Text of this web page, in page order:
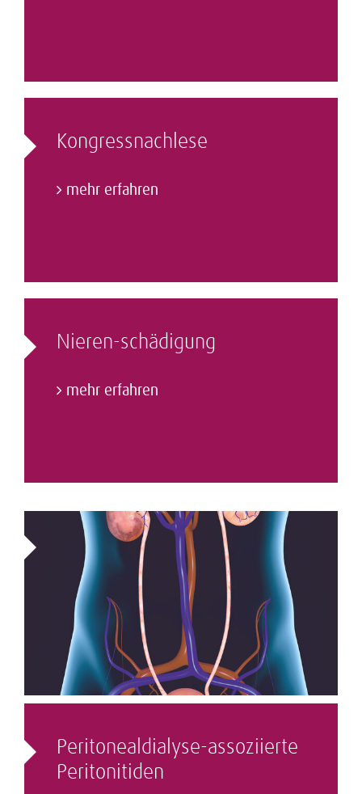
Kongressnachlese
mehr erfahren
Nieren-schädigung
mehr erfahren
Peritonealdialyse-assoziierte
Peritonitiden